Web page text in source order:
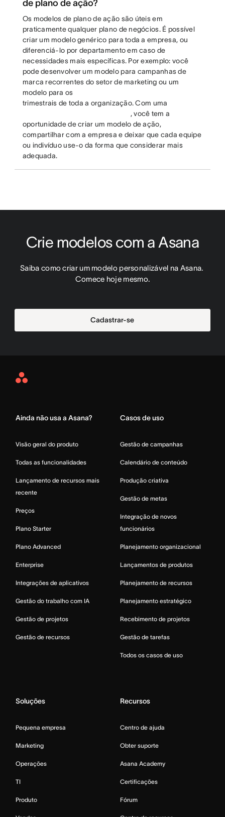
de plano de ação?
Os modelos de plano de ação são úteis em
praticamente qualquer plano de negócios. É possível
criar um modelo genérico para toda a empresa, ou
diferenciá-lo por departamento em caso de
necessidades mais específicas. Por exemplo: você
pode desenvolver um modelo para campanhas de
marca recorrentes do setor de marketing ou um
modelo para os
trimestrais de toda a organização. Com uma
, você tem a
oportunidade de criar um modelo de ação,
compartilhar com a empresa e deixar que cada equipe
ou indivíduo use-o da forma que considerar mais
adequada.
Crie modelos com a Asana
Saiba como criar um modelo personalizável na Asana.
Comece hoje mesmo.
Cadastrar-se
Asana
Ainda não usa a Asana?
Visão geral do produto
Todas as funcionalidades
Lançamento de recursos mais
recente
Preços
Plano Starter
Plano Advanced
Enterprise
Integrações de aplicativos
Gestão do trabalho com IA
Gestão de projetos
Gestão de recursos
Casos de uso
Gestão de campanhas
Calendário de conteúdo
Produção criativa
Gestão de metas
Integração de novos
funcionários
Planejamento organizacional
Lançamentos de produtos
Planejamento de recursos
Planejamento estratégico
Recebimento de projetos
Gestão de tarefas
Todos os casos de uso
Soluções
Pequena empresa
Marketing
Operações
TI
Produto
Recursos
Centro de ajuda
Obter suporte
Asana Academy
Certificações
Fórum